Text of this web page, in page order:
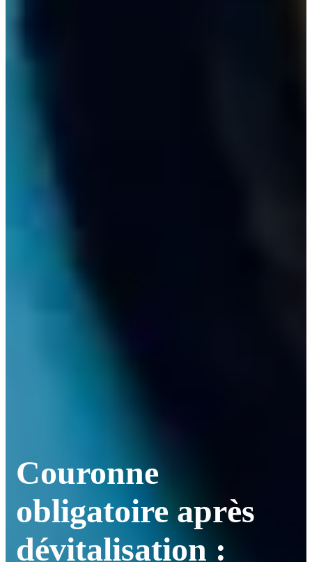
Couronne
obligatoire après
dévitalisation :